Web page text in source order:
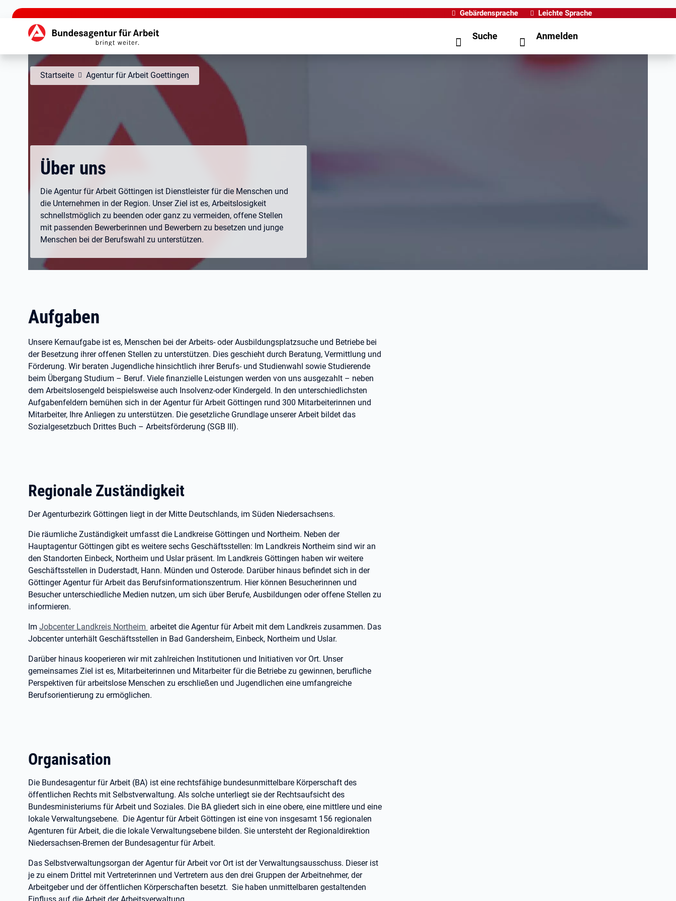
zu den Hauptinhalten springen
Gebärdensprache Leichte Sprache
Hauptnavigation Suche Anmelden
Startseite Agentur für Arbeit Goettingen
Über uns
Die Agentur für Arbeit Göttingen ist Dienstleister für die Menschen und
die Unternehmen in der Region. Unser Ziel ist es, Arbeitslosigkeit
schnellstmöglich zu beenden oder ganz zu vermeiden, offene Stellen
mit passenden Bewerberinnen und Bewerbern zu besetzen und junge
Menschen bei der Berufswahl zu unterstützen.
Aufgaben
Unsere Kernaufgabe ist es, Menschen bei der Arbeits- oder Ausbildungsplatzsuche und Betriebe bei
der Besetzung ihrer offenen Stellen zu unterstützen. Dies geschieht durch Beratung, Vermittlung und
Förderung. Wir beraten Jugendliche hinsichtlich ihrer Berufs- und Studienwahl sowie Studierende
beim Übergang Studium – Beruf. Viele finanzielle Leistungen werden von uns ausgezahlt – neben
dem Arbeitslosengeld beispielsweise auch Insolvenz-oder Kindergeld. In den unterschiedlichsten
Aufgabenfeldern bemühen sich in der Agentur für Arbeit Göttingen rund 300 Mitarbeiterinnen und
Mitarbeiter, Ihre Anliegen zu unterstützen. Die gesetzliche Grundlage unserer Arbeit bildet das
Sozialgesetzbuch Drittes Buch – Arbeitsförderung (SGB III).
Regionale Zuständigkeit
Der Agenturbezirk Göttingen liegt in der Mitte Deutschlands, im Süden Niedersachsens.
Die räumliche Zuständigkeit umfasst die Landkreise Göttingen und Northeim. Neben der
Hauptagentur Göttingen gibt es weitere sechs Geschäftsstellen: Im Landkreis Northeim sind wir an
den Standorten Einbeck, Northeim und Uslar präsent. Im Landkreis Göttingen haben wir weitere
Geschäftsstellen in Duderstadt, Hann. Münden und Osterode. Darüber hinaus befindet sich in der
Göttinger Agentur für Arbeit das Berufsinformationszentrum. Hier können Besucherinnen und
Besucher unterschiedliche Medien nutzen, um sich über Berufe, Ausbildungen oder offene Stellen zu
informieren.
Im Jobcenter Landkreis Northeim arbeitet die Agentur für Arbeit mit dem Landkreis zusammen. Das
Jobcenter unterhält Geschäftsstellen in Bad Gandersheim, Einbeck, Northeim und Uslar.
Darüber hinaus kooperieren wir mit zahlreichen Institutionen und Initiativen vor Ort. Unser
gemeinsames Ziel ist es, Mitarbeiterinnen und Mitarbeiter für die Betriebe zu gewinnen, berufliche
Perspektiven für arbeitslose Menschen zu erschließen und Jugendlichen eine umfangreiche
Berufsorientierung zu ermöglichen.
Organisation
Die Bundesagentur für Arbeit (BA) ist eine rechtsfähige bundesunmittelbare Körperschaft des
öffentlichen Rechts mit Selbstverwaltung. Als solche unterliegt sie der Rechtsaufsicht des
Bundesministeriums für Arbeit und Soziales. Die BA gliedert sich in eine obere, eine mittlere und eine
lokale Verwaltungsebene. Die Agentur für Arbeit Göttingen ist eine von insgesamt 156 regionalen
Agenturen für Arbeit, die die lokale Verwaltungsebene bilden. Sie untersteht der Regionaldirektion
Niedersachsen-Bremen der Bundesagentur für Arbeit.
Das Selbstverwaltungsorgan der Agentur für Arbeit vor Ort ist der Verwaltungsausschuss. Dieser ist
je zu einem Drittel mit Vertreterinnen und Vertretern aus den drei Gruppen der Arbeitnehmer, der
Arbeitgeber und der öffentlichen Körperschaften besetzt. Sie haben unmittelbaren gestaltenden